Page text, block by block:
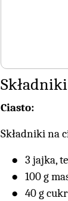
Ciasto:
Składniki na
3 jajka,
100 g
40 g